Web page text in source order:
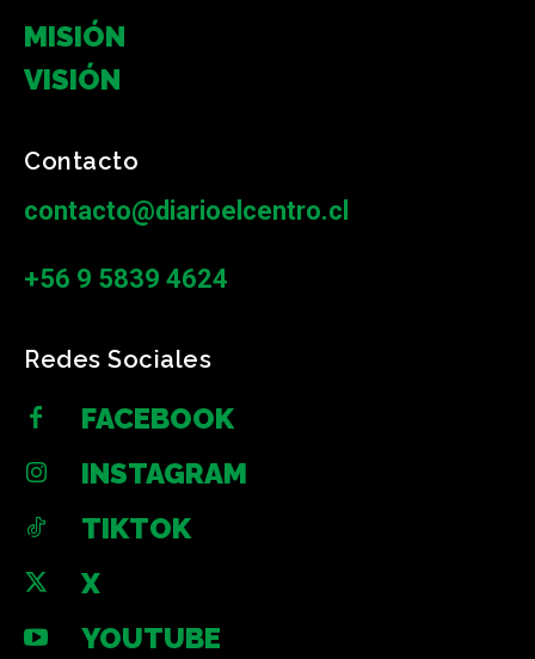
MISIÓN
VISIÓN
Contacto
contacto@diarioelcentro.cl
+56 9 5839 4624
Redes Sociales
FACEBOOK
INSTAGRAM
TIKTOK
X
YOUTUBE